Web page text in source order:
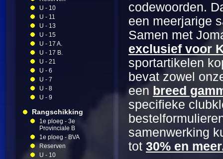
U - 10
U - 11
U - 13
U - 15
U - 17 A.
U - 17 B.
U - 21
U - 6
U - 7
U - 8
U - 9
Rangschikking
1e ploeg - 3e
Provinciale B
1e ploeg - BVA
Reserven
U - 10
codewoorden.
een meerjarige
Samen met
exclusief voor
sportartikelen
bevat zowel
een breed
specifieke
samenwerking
tot 30% en